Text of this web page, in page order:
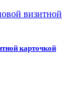
карточкой